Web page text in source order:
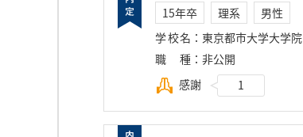
15年卒 理系
男性
学校名 ： 東京都市大学大学院
職種 ： 非公開
感謝
1